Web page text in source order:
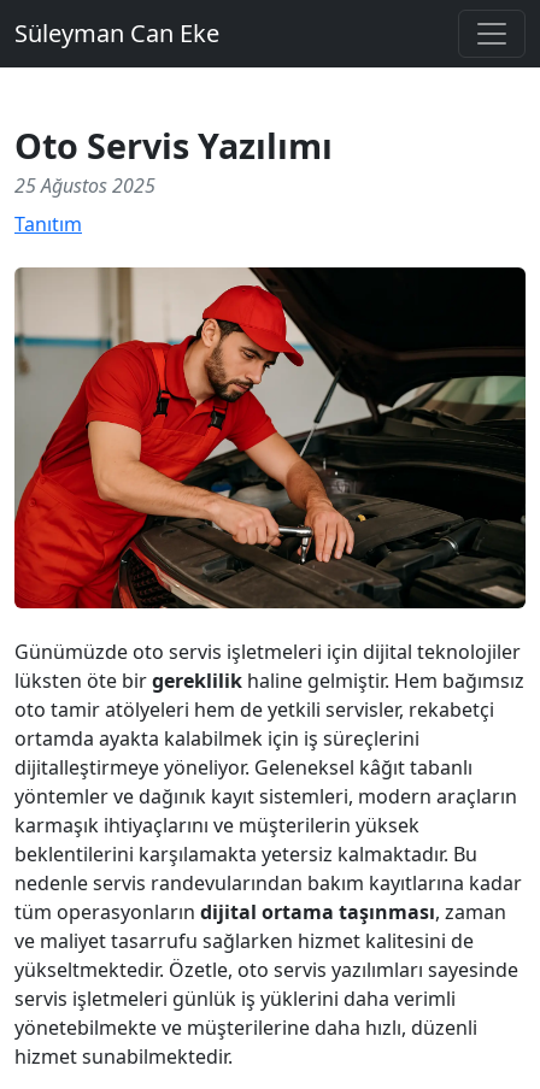
Süleyman Can Eke
Oto Servis Yazılımı
25 Ağustos 2025
Tanıtım
Günümüzde oto servis işletmeleri için dijital teknolojiler
lüksten öte birgereklilik haline gelmiştir. Hem bağımsız
oto tamir atölyeleri hem de yetkili servisler, rekabetçi
ortamda ayakta kalabilmek için iş süreçlerini
dijitalleştirmeye yöneliyor. Geleneksel kâğıt tabanlı
yöntemler ve dağınık kayıt sistemleri, modern araçların
karmaşık ihtiyaçlarını ve müşterilerin yüksek
beklentilerini karşılamakta yetersiz kalmaktadır. Bu
nedenle servis randevularından bakım kayıtlarına kadar
tüm operasyonların dijital ortama taşınması, zaman
ve maliyet tasarrufu sağlarken hizmet kalitesini de
yükseltmektedir. Özetle, oto servis yazılımları sayesinde
servis işletmeleri günlük iş yüklerini daha verimli
yönetebilmekte ve müşterilerine daha hızlı, düzenli
hizmet sunabilmektedir.